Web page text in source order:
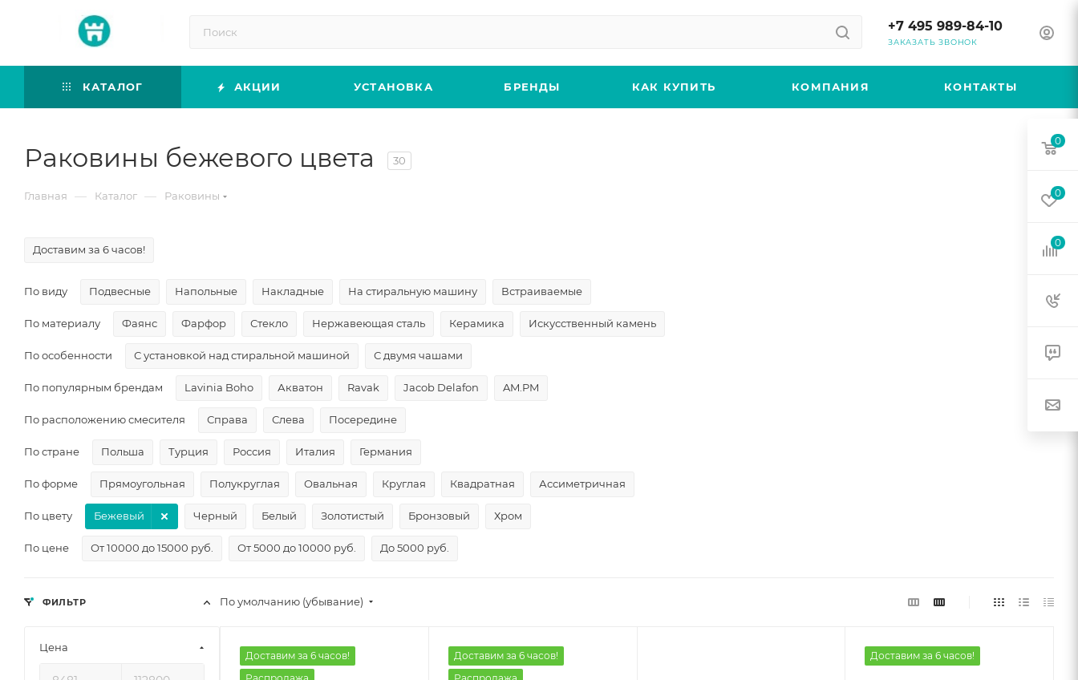
+7 495 989-84-10
ЗАКАЗАТЬ ЗВОНОК
КАТАЛОГ АКЦИИ УСТАНОВКА БРЕНДЫ КАК КУПИТЬ КОМПАНИЯ КОНТАКТЫ
Раковины бежевого цвета 30
Главная — Каталог — Раковины
Доставим за 6 часов!
По виду Подвесные Напольные Накладные На стиральную машину Встраиваемые
По материалу Фаянс Фарфор Стекло Нержавеющая сталь Керамика Искусственный камень
По особенности С установкой над стиральной машиной С двумя чашами
По популярным брендам Lavinia Boho Акватон Ravak Jacob Delafon AM.PM
По расположению смесителя Справа Слева Посередине
По стране Польша Турция Россия Италия Германия
По форме Прямоугольная Полукруглая Овальная Круглая Квадратная Ассиметричная
По цвету Бежевый Черный Белый Золотистый Бронзовый Хром
По цене От 10000 до 15000 руб. От 5000 до 10000 руб. До 5000 руб.
По умолчанию (убывание)
Доставим за 6 часов!
Доставим за 6 часов!
Доставим за 6 часов!
ФИЛЬТР
Цена
0
0
0